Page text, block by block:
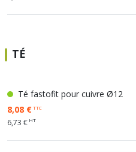
TÉ
Té fastofit pour cuivre Ø12
8,08 €TTC
6,73 € HT